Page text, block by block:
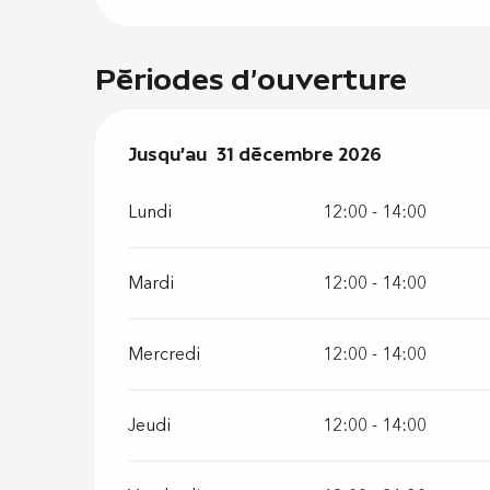
Périodes d'ouverture
Du2 janvier 2026au31 décembre
Jusqu'au 31 décembre 2026
Lundi 12:00 - 14:00
Mardi 12:00 - 14:00
Mercredi 12:00 - 14:00
Jeudi 12:00 - 14:00